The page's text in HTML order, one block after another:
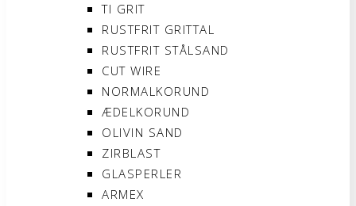
TI GRIT
RUSTFRIT GRITTAL
RUSTFRIT STÅLSAND
CUT WIRE
NORMALKORUND
ÆDELKORUND
OLIVIN SAND
ZIRBLAST
GLASPERLER
ARMEX